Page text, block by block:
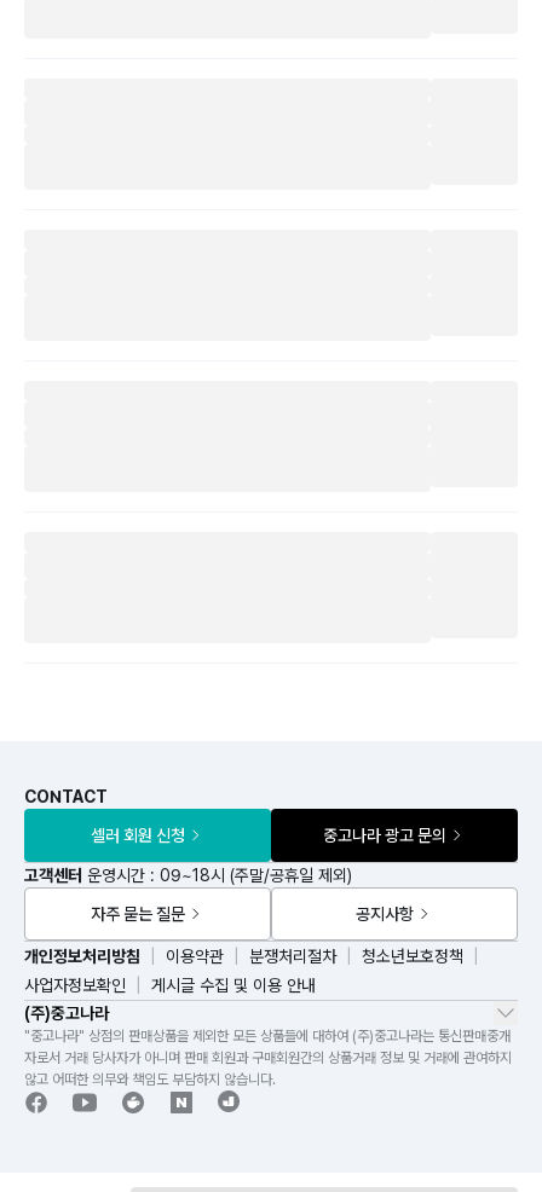
CONTACT
셀러 회원 신청
중고나라 광고 문의
고객센터 운영시간 : 09~18시 (주말/공휴일 제외)
자주 묻는 질문
공지사항
(주)중고나라
개인정보처리방침 이용약관 분쟁처리절차
청소년보호정책
사업자정보확인
게시글 수집 및 이용 안내
"중고나라" 상점의 판매상품을 제외한 모든 상품들에 대하여 (주)중고나라는 통신판매중개
자로서 거래 당사자가 아니며 판매 회원과 구매회원간의 상품거래 정보 및 거래에 관여하지
않고 어떠한 의무와 책임도 부담하지 않습니다.